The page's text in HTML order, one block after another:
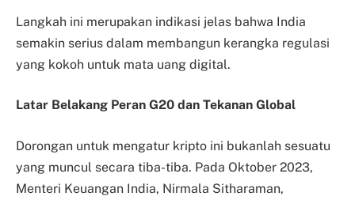
Langkah ini merupakan indikasi jelas bahwa India
semakin serius dalam membangun kerangka regulasi
yang kokoh untuk mata uang digital.
Latar Belakang Peran G20 dan Tekanan Global
Dorongan untuk mengatur kripto ini bukanlah sesuatu
yang muncul secara tiba-tiba. Pada Oktober 2023,
Menteri Keuangan India, Nirmala Sitharaman,